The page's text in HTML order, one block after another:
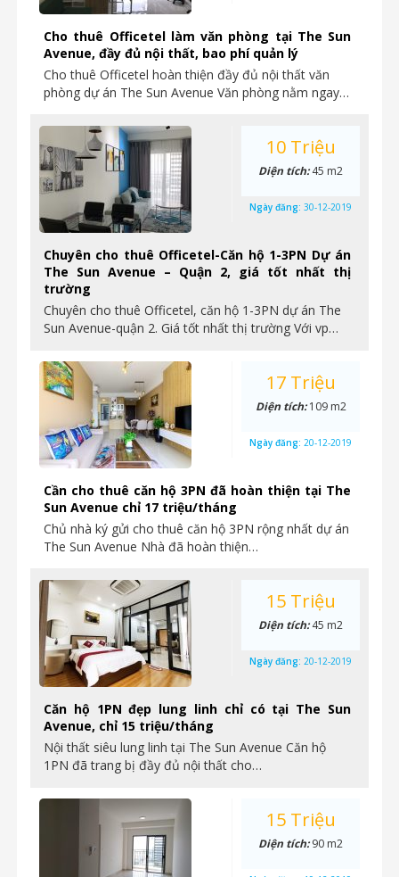
Cho thuê Officetel làm văn phòng tại The Sun
Avenue, đầy đủ nội thất, bao phí quản lý
Cho thuê Officetel hoàn thiện đầy đủ nội thất văn
phòng dự án The Sun Avenue Văn phòng nằm ngay…
Chuyên cho thuê Officetel-Căn hộ 1-3PN Dự án
The Sun Avenue – Quận 2, giá tốt nhất thị
trường
Chuyên cho thuê Officetel, căn hộ 1-3PN dự án The
Sun Avenue-quận 2. Giá tốt nhất thị trường Với vp…
10 Triệu
Diện tích:45 m2
Ngày đăng: 30-12-2019
Cần cho thuê căn hộ 3PN đã hoàn thiện tại The
Sun Avenue chỉ 17 triệu/tháng
Chủ nhà ký gửi cho thuê căn hộ 3PN rộng nhất dự án
The Sun Avenue Nhà đã hoàn thiện…
17 Triệu
Diện tích:109 m2
Ngày đăng: 20-12-2019
Căn hộ 1PN đẹp lung linh chỉ có tại The Sun
Avenue, chỉ 15 triệu/tháng
Nội thất siêu lung linh tại The Sun Avenue Căn hộ
1PN đã trang bị đầy đủ nội thất cho…
15 Triệu
Diện tích:45 m2
Ngày đăng: 20-12-2019
15 Triệu
Diện tích:90 m2